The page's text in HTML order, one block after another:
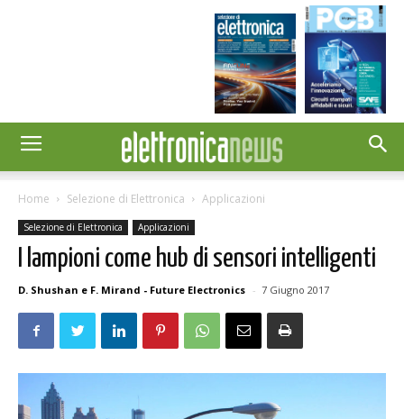
Home Selezione di Elettronica Applicazioni
Selezione di Elettronica Applicazioni
I lampioni come hub di sensori intelligenti
D. Shushan e F. Mirand - Future Electronics - 7 Giugno 2017